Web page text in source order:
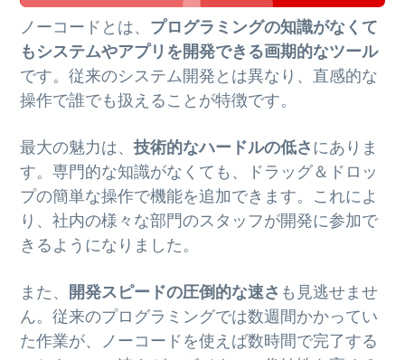
ノーコードとは、 プログラミングの知識がなくて
もシステムやアプリを開発できる画期的なツール
です。従来のシステム開発とは異なり、直感的な
操作で誰でも扱えることが特徴です。
最大の魅力は、技術的なハードルの低さ にありま
す。専門的な知識がなくても、ドラッグ＆ドロッ
プの簡単な操作で機能を追加できます。これによ
り、社内の様々な部門のスタッフが開発に参加で
きるようになりました。
また、 開発スピードの圧倒的な速さ も見逃せませ
ん。従来のプログラミングでは数週間かかってい
た作業が、ノーコードを使えば数時間で完了する